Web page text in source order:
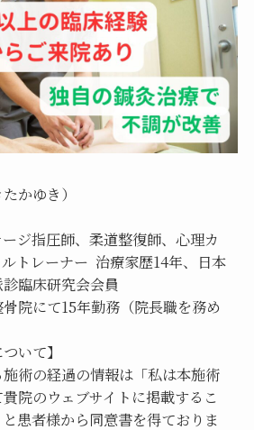
かゆき）
ジ指圧師、柔道整復師、心理カ
トレーナー  治療家歴14年、日本
臨床研究会会員
骨院にて15年勤務（院長職を務め
いて】
術の経過の情報は「私は本施術
院のウェブサイトに掲載するこ
患者様から同意書を得ておりま